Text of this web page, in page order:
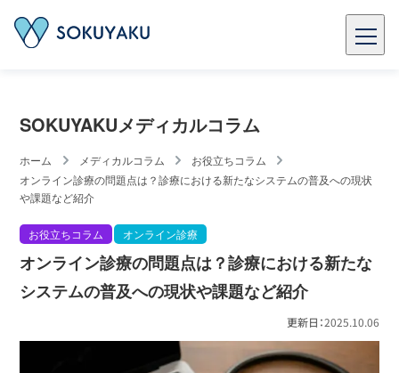
SOKUYAKUメディカルコラム
ホーム メディカルコラム
お役立ちコラム
オンライン診療の問題点は？診療における新たなシステムの普及への現状
や課題など紹介
お役立ちコラム オンライン診療
オンライン診療の問題点は？診療における新たな
システムの普及への現状や課題など紹介
更新日：2025.10.06